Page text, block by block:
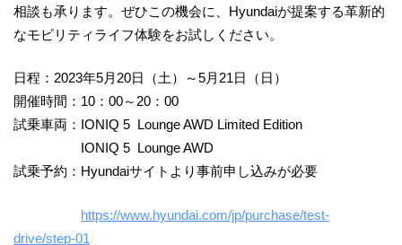
相談も承ります。ぜひこの機会に、Hyundaiが提案する革新的
なモビリティライフ体験をお試しください。
日程：2023年5月20日（土）～5月21日（日）
開催時間：10：00～20：00
試乗車両：IONIQ 5 Lounge AWD Limited Edition
IONIQ 5 Lounge AWD
試乗予約：Hyundaiサイトより事前申し込みが必要
https://www.hyundai.com/jp/purchase/test-
drive/step-01